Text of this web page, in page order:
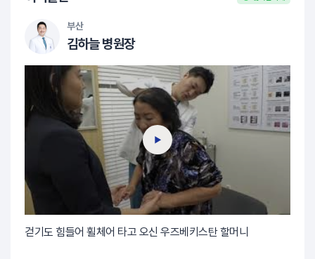
부산
김하늘 병원장
걷기도 힘들어 휠체어 타고 오신 우즈베키스탄 할머니